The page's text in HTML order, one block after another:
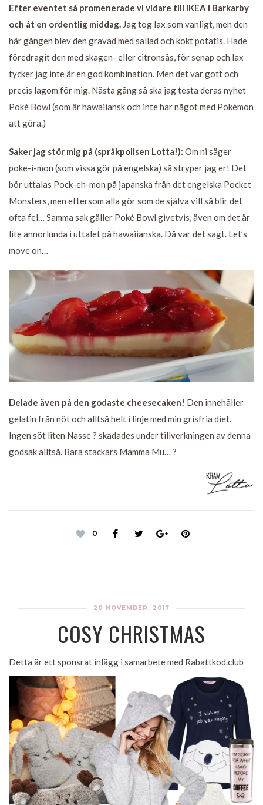
Efter eventet så promenerade vi vidare till IKEA i Barkarby
och åt en ordentlig middag. Jag tog lax som vanligt, men den
här gången blev den gravad med sallad och kokt potatis. Hade
föredragit den med skagen- eller citronsås, för senap och lax
tycker jag inte är en god kombination. Men det var gott och
precis lagom för mig. Nästa gång så ska jag testa deras nyhet
Poké Bowl (som är hawaiiansk och inte har något med Pokémon
att göra.)
Saker jag stör mig på (språkpolisen Lotta!): Om ni säger
poke-i-mon (som vissa gör på engelska) så stryper jag er! Det
bör uttalas Pock-eh-mon på japanska från det engelska Pocket
Monsters, men eftersom alla gör som de själva vill så blir det
ofta fel… Samma sak gäller Poké Bowl givetvis, även om det är
lite annorlunda i uttalet på hawaiianska. Då var det sagt. Let’s
move on…
Delade även på den godaste cheesecaken! Den innehåller
gelatin från nöt och alltså helt i linje med min grisfria diet.
Ingen söt liten Nasse ? skadades under tillverkningen av denna
godsak alltså. Bara stackars Mamma Mu… ?
0
20 NOVEMBER, 2017
COSY CHRISTMAS
Detta är ett sponsrat inlägg i samarbete med Rabattkod.club